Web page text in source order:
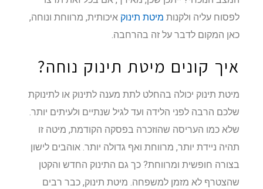
לפסוח עליה ולקנותמיטת תינוקאיכותית, מרווחת ונוחה,
כאן המקום לדבר על זה בהרחבה.
איך קונים מיטת תינוק נוחה?
מיטת תינוק יכולה בהחלט לתת מענה לתינוק או לתינוקת
שלכם הרבה לפני הלידה ועד לגיל שנתיים ולעיתים יותר.
שלא כמו העריסה שהוזכרה בפסקה הקודמת, מיטה זו
תהיה ניידת יותר, מרווחת ואף גדולה יותר. אוהבים לישון
בצורה חופשית ומרווחת? כך גם התינוק החדש והקטן
שהצטרף לא מזמן למשפחה. מיטת תינוק, כבר רבים